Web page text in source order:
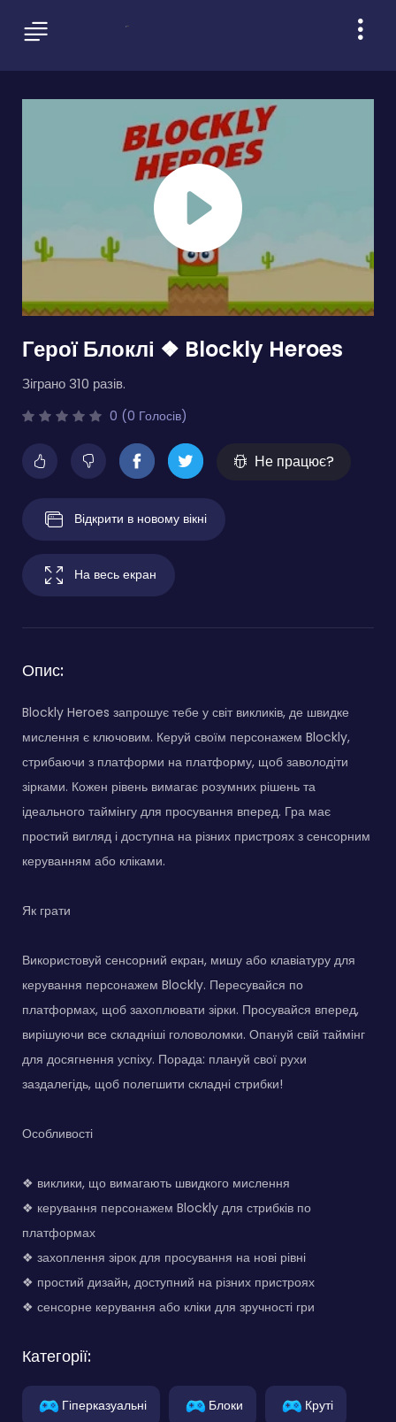
Герої Блоклі ❖ Blockly Heroes
Зіграно 310 разів.
0 (0 Голосів)
Не працює?
Відкрити в новому вікні
На весь екран
Опис:
Blockly Heroes запрошує тебе у світ викликів, де швидке
мислення є ключовим. Керуй своїм персонажем Blockly,
стрибаючи з платформи на платформу, щоб заволодіти
зірками. Кожен рівень вимагає розумних рішень та
ідеального таймінгу для просування вперед. Гра має
простий вигляд і доступна на різних пристроях з сенсорним
керуванням або кліками.
Як грати
Використовуй сенсорний екран, мишу або клавіатуру для
керування персонажем Blockly. Пересувайся по
платформах, щоб захоплювати зірки. Просувайся вперед,
вирішуючи все складніші головоломки. Опануй свій таймінг
для досягнення успіху. Порада: плануй свої рухи
заздалегідь, щоб полегшити складні стрибки!
Особливості
❖ виклики, що вимагають швидкого мислення
❖ керування персонажем Blockly для стрибків по
платформах
❖ захоплення зірок для просування на нові рівні
❖ простий дизайн, доступний на різних пристроях
❖ сенсорне керування або кліки для зручності гри
Категорії:
Гіперказуальні Блоки Круті